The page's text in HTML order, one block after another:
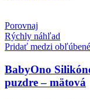
Porovnaj
Rýchly náhľad
Pridať medzi obľúbené
BabyOno
puzdre – mätová